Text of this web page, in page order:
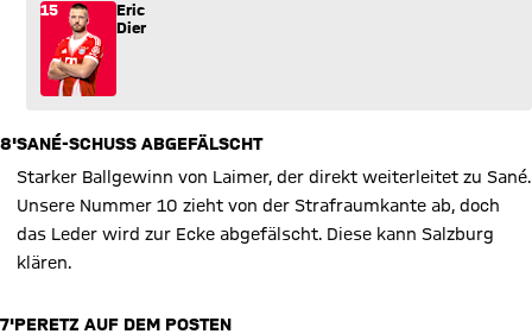
15
Eric
Dier
8'SANÉ-SCHUSS ABGEFÄLSCHT
Starker Ballgewinn von Laimer, der direkt weiterleitet zu Sané.
Unsere Nummer 10 zieht von der Strafraumkante ab, doch
das Leder wird zur Ecke abgefälscht. Diese kann Salzburg
klären.
7'PERETZ AUF DEM POSTEN